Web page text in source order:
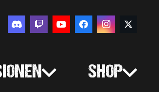
SHOP